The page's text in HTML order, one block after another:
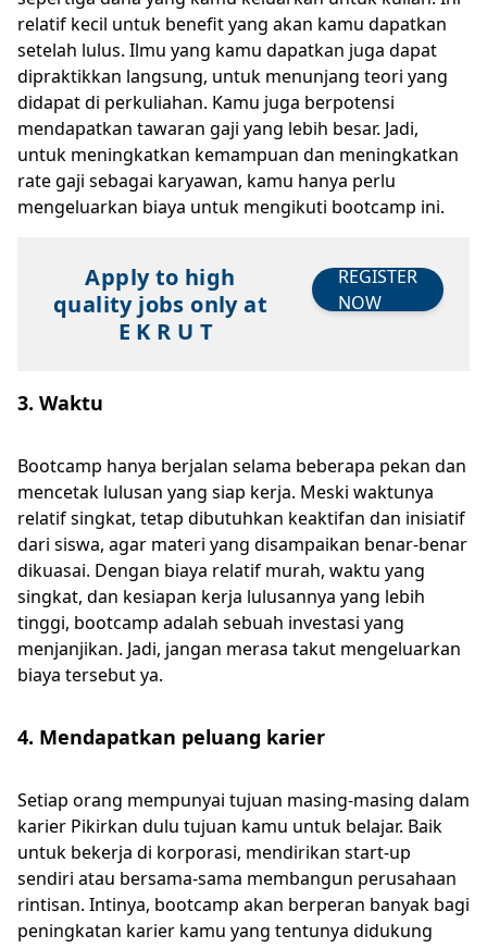
relatif kecil untuk benefit yang akan kamu dapatkan
setelah lulus. Ilmu yang kamu dapatkan juga dapat
dipraktikkan langsung, untuk menunjang teori yang
didapat di perkuliahan. Kamu juga berpotensi
mendapatkan tawaran gaji yang lebih besar. Jadi,
untuk meningkatkan kemampuan dan meningkatkan
rate gaji sebagai karyawan, kamu hanya perlu
mengeluarkan biaya untuk mengikuti bootcamp ini.
Apply to high
quality jobs only at
E K R U T
REGISTER
NOW
3. Waktu
Bootcamp hanya berjalan selama beberapa pekan dan
mencetak lulusan yang siap kerja. Meski waktunya
relatif singkat, tetap dibutuhkan keaktifan dan inisiatif
dari siswa, agar materi yang disampaikan benar-benar
dikuasai. Dengan biaya relatif murah, waktu yang
singkat, dan kesiapan kerja lulusannya yang lebih
tinggi, bootcamp adalah sebuah investasi yang
menjanjikan. Jadi, jangan merasa takut mengeluarkan
biaya tersebut ya.
4. Mendapatkan peluang karier
Setiap orang mempunyai tujuan masing-masing dalam
karier Pikirkan dulu tujuan kamu untuk belajar. Baik
untuk bekerja di korporasi, mendirikan start-up
sendiri atau bersama-sama membangun perusahaan
rintisan. Intinya, bootcamp akan berperan banyak bagi
peningkatan karier kamu yang tentunya didukung